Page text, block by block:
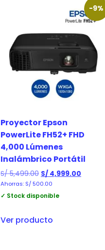
-9%
Proyector Epson
PowerLite FH52+ FHD
4,000 Lúmenes
Inalámbrico Portátil
S/5,499.00 S/4,999.00
Ahorras: S/500.00
✓ Stock disponible
Ver producto